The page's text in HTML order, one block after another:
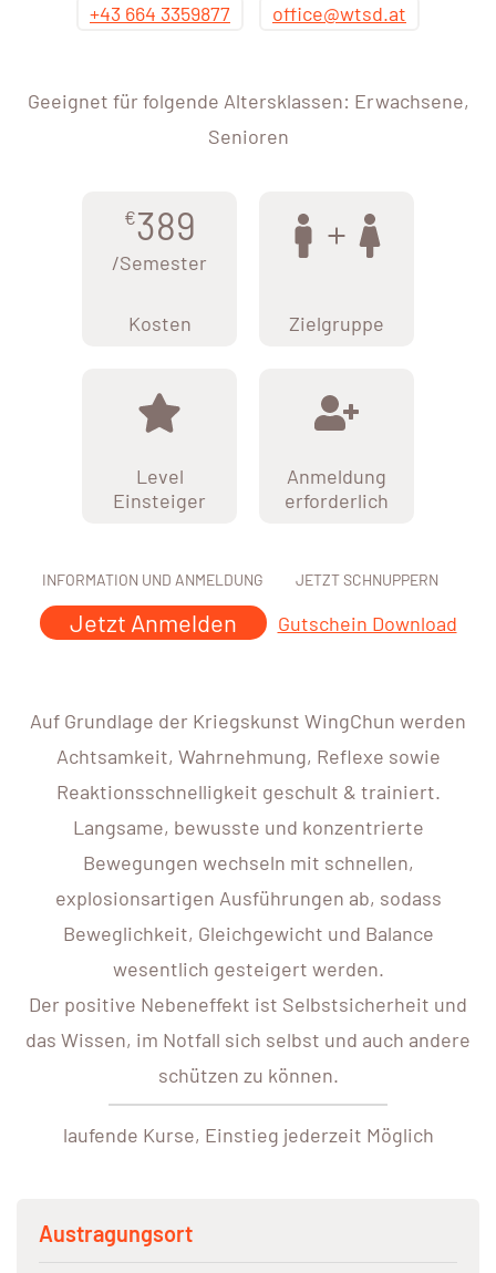
+43 664 3359877
office@wtsd.at
Geeignet für folgende Altersklassen: Erwachsene,
Senioren
€389
/Semester
Kosten Zielgruppe
Level
Einsteiger
Anmeldung
erforderlich
INFORMATION UND ANMELDUNG
Jetzt Anmelden
JETZT SCHNUPPERN
Gutschein Download
Auf Grundlage der Kriegskunst WingChun werden
Achtsamkeit, Wahrnehmung, Reflexe sowie
Reaktionsschnelligkeit geschult & trainiert.
Langsame, bewusste und konzentrierte
Bewegungen wechseln mit schnellen,
explosionsartigen Ausführungen ab, sodass
Beweglichkeit, Gleichgewicht und Balance
wesentlich gesteigert werden.
Der positive Nebeneffekt ist Selbstsicherheit und
das Wissen, im Notfall sich selbst und auch andere
schützen zu können.
laufende Kurse, Einstieg jederzeit Möglich
Austragungsort